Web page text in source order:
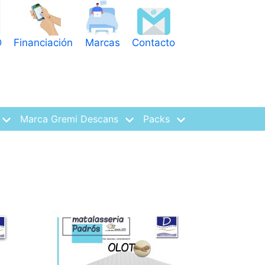
Financiación Marcas Contacto
Marca Gremi Descans Packs